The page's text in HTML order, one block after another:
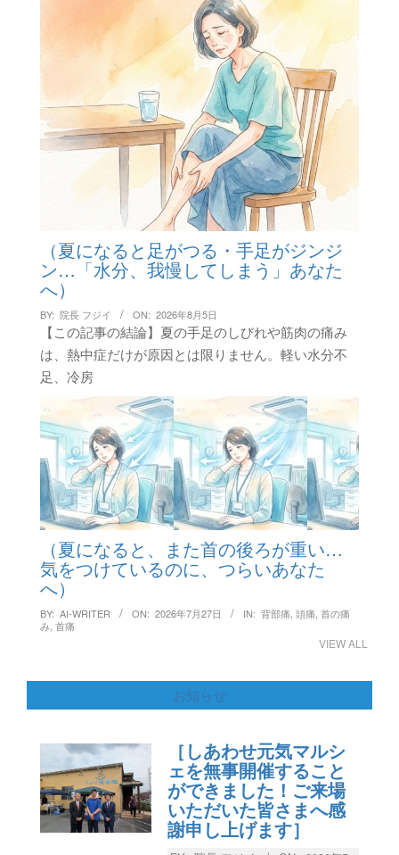
（夏になると足がつる・手足がジンジ
ン…「水分、我慢してしまう」あなた
へ）
BY: 院長 フジイ ON: 2026年8月5日
【この記事の結論】夏の手足のしびれや筋肉の痛み
は、熱中症だけが原因とは限りません。軽い水分不
足、冷房
（夏になると、また首の後ろが重い…
気をつけているのに、つらいあなた
へ）
BY: AI-WRITER ON: 2026年7月27日 IN: 背部痛 頭痛 首の痛
み 首痛
VIEW ALL
お知らせ
［しあわせ元気マルシ
ェを無事開催すること
ができました！ご来場
いただいた皆さまへ感
謝申し上げます］